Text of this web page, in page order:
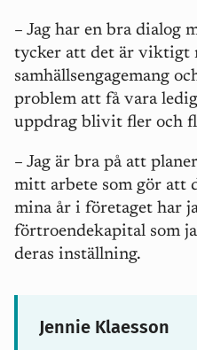
– Jag har en bra dialog
tycker att det är viktigt
samhällsengagemang
problem att få vara
uppdrag blivit fler och
– Jag är bra på att
mitt arbete som gör att
mina år i företaget har
förtroendekapital som
deras inställning.
Jennie Klaesson